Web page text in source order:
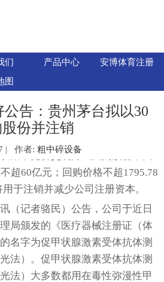
们 产品中心
安博体育注册
图
公告：贵州茅台拟以30
份并注销
| 作者:粗中碎设备
中竞价交易方式回购股份，回
超60亿元；回购价格不超1795.78
于注销并减少公司注册资本。
记者骆民）公告，公司于近日
局颁发的《医疗器械注册证（体
名字为促甲状腺激素受体抗体测
法）。促甲状腺激素受体抗体测
法）大多数都用在毒性弥漫性甲